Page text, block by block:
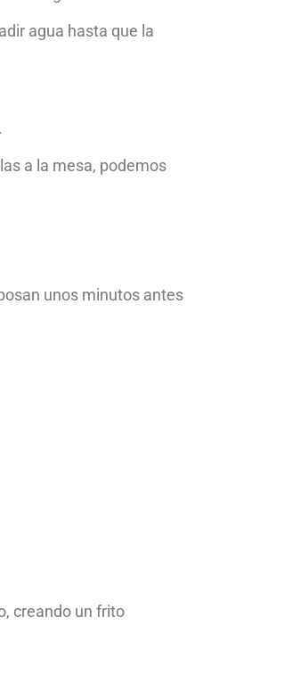
agua hasta que la
a la mesa, podemos
unos minutos antes
creando un frito